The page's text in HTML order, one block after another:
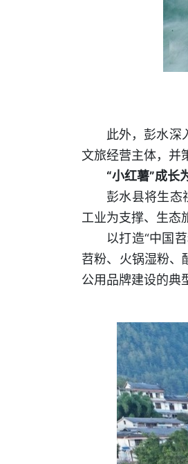
此外，彭水深
文旅经营主体，并
“小红薯”成长
彭水县将生态
工业为支撑、生态
以打造“中国
苕粉、火锅湿粉、
公用品牌建设的典